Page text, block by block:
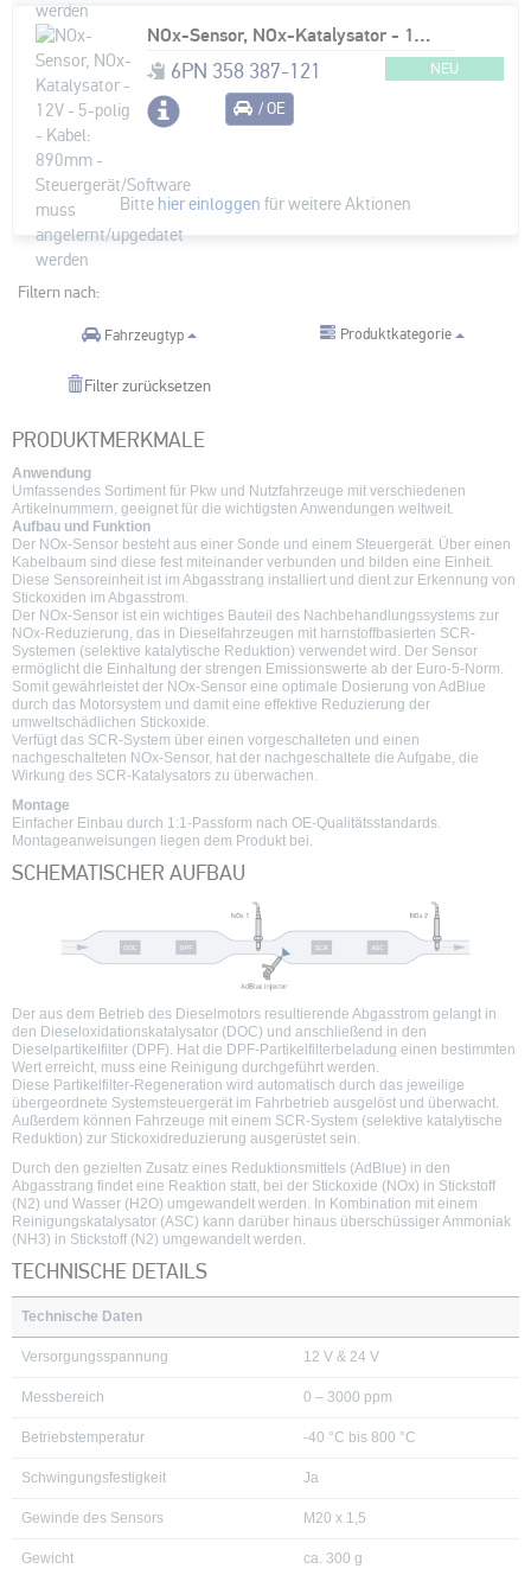
NOx-Sensor, NOx-Katalysator - 12V - 5-polig - Kabel: 890mm - Steuergerät/Software muss angelernt/upgedatet werden
6PN 358 387-121 NEU
/ OE
Bitte hier einloggen für weitere Aktionen
Filtern nach:
Fahrzeugtyp Produktkategorie
Filter zurücksetzen
PRODUKTMERKMALE
Anwendung
Umfassendes Sortiment für Pkw und Nutzfahrzeuge mit verschiedenen
Artikelnummern, geeignet für die wichtigsten Anwendungen weltweit.
Aufbau und Funktion
Der NOx-Sensor besteht aus einer Sonde und einem Steuergerät. Über einen
Kabelbaum sind diese fest miteinander verbunden und bilden eine Einheit.
Diese Sensoreinheit ist im Abgasstrang installiert und dient zur Erkennung von
Stickoxiden im Abgasstrom.
Der NOx-Sensor ist ein wichtiges Bauteil des Nachbehandlungssystems zur
NOx-Reduzierung, das in Dieselfahrzeugen mit harnstoffbasierten SCR-
Systemen (selektive katalytische Reduktion) verwendet wird. Der Sensor
ermöglicht die Einhaltung der strengen Emissionswerte ab der Euro-5-Norm.
Somit gewährleistet der NOx-Sensor eine optimale Dosierung von AdBlue
durch das Motorsystem und damit eine effektive Reduzierung der
umweltschädlichen Stickoxide.
Verfügt das SCR-System über einen vorgeschalteten und einen
nachgeschalteten NOx-Sensor, hat der nachgeschaltete die Aufgabe, die
Wirkung des SCR-Katalysators zu überwachen.
Montage
Einfacher Einbau durch 1:1-Passform nach OE-Qualitätsstandards.
Montageanweisungen liegen dem Produkt bei.
SCHEMATISCHER AUFBAU
Der aus dem Betrieb des Dieselmotors resultierende Abgasstrom gelangt in
den Dieseloxidationskatalysator (DOC) und anschließend in den
Dieselpartikelfilter (DPF). Hat die DPF-Partikelfilterbeladung einen bestimmten
Wert erreicht, muss eine Reinigung durchgeführt werden.
Diese Partikelfilter-Regeneration wird automatisch durch das jeweilige
übergeordnete Systemsteuergerät im Fahrbetrieb ausgelöst und überwacht.
Außerdem können Fahrzeuge mit einem SCR-System (selektive katalytische
Reduktion) zur Stickoxidreduzierung ausgerüstet sein.
Durch den gezielten Zusatz eines Reduktionsmittels (AdBlue) in den
Abgasstrang findet eine Reaktion statt, bei der Stickoxide (NOx) in Stickstoff
(N2) und Wasser (H2O) umgewandelt werden. In Kombination mit einem
Reinigungskatalysator (ASC) kann darüber hinaus überschüssiger Ammoniak
(NH3) in Stickstoff (N2) umgewandelt werden.
TECHNISCHE DETAILS
Technische Daten
Versorgungsspannung 12 V & 24 V
Messbereich 0 – 3000 ppm
Betriebstemperatur -40 °C bis 800 °C
Schwingungsfestigkeit Ja
Gewinde des Sensors M20 x 1,5
Gewicht ca. 300 g